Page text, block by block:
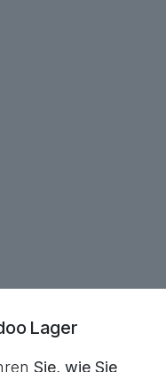
Lager
Sie, wie Sie